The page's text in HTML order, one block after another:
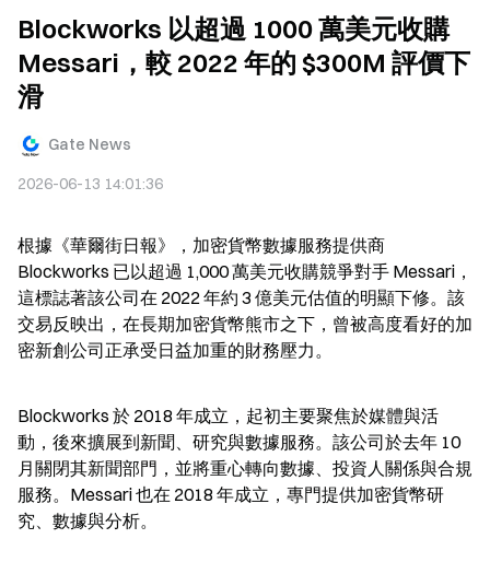
Blockworks 以超過 1000 萬美元收購
Messari，較 2022 年的 $300M 評價下
滑
Gate News
2026-06-13 14:01:36
根據《華爾街日報》，加密貨幣數據服務提供商
Blockworks 已以超過 1,000 萬美元收購競爭對手 Messari，
這標誌著該公司在 2022 年約 3 億美元估值的明顯下修。該
交易反映出，在長期加密貨幣熊市之下，曾被高度看好的加
密新創公司正承受日益加重的財務壓力。
Blockworks 於 2018 年成立，起初主要聚焦於媒體與活
動，後來擴展到新聞、研究與數據服務。該公司於去年 10
月關閉其新聞部門，並將重心轉向數據、投資人關係與合規
服務。Messari 也在 2018 年成立，專門提供加密貨幣研
究、數據與分析。